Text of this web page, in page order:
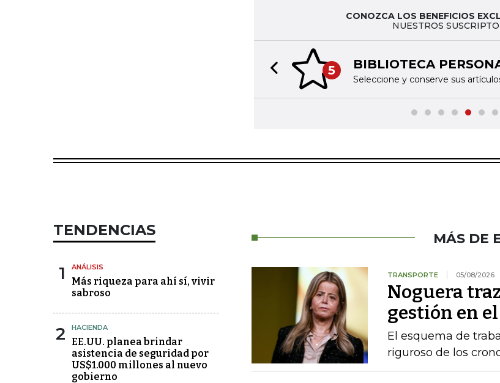
CONOZCA LOS BENEFICIOS
NUESTROS
5 BIBLIOTECA
Seleccione y conserve sus
Previous slide
TENDENCIAS
1 ANÁLISIS
Más riqueza para ahí sí, vivir
sabroso
2 HACIENDA
EE.UU. planea brindar
asistencia de seguridad por
US$1.000 millones al nuevo
gobierno
MÁS DE
TRANSPORTE 05/08/2026
Noguera
gestión en
El esquema de
riguroso de los